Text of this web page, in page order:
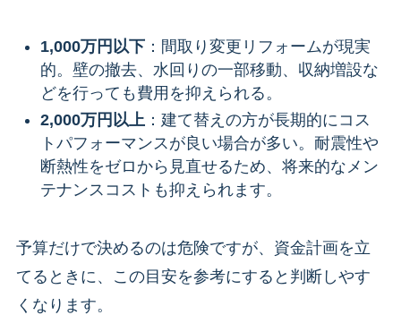
1,000万円以下：間取り変更リフォームが現実
的。壁の撤去、水回りの一部移動、収納増設な
どを行っても費用を抑えられる。
2,000万円以上：建て替えの方が長期的にコス
トパフォーマンスが良い場合が多い。耐震性や
断熱性をゼロから見直せるため、将来的なメン
テナンスコストも抑えられます。
予算だけで決めるのは危険ですが、資金計画を立
てるときに、この目安を参考にすると判断しやす
くなります。